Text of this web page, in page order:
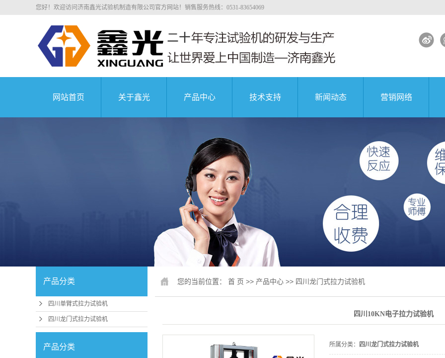
您好！欢迎访问济南鑫光试验机制造有限公司官方网站！销售服务热线：0531-83654069
网站首页 关于鑫光 产品中心
四川电子万能试验机
四川液压万能试验机
四川沥青混凝土试验机
四川压剪试验机
四川弹簧试验机
四川锚固、钢绞线试验机
四川人造板试验机
四川冲击试验机
四川疲劳试验机
四川试验机配件及升级改造
四川行业标准
技术支持 新闻动态
解决方案
营销网络
中国航天科技集团 中国航天科技集团 中国航天科技集团
产品分类
四川单臂式拉力试验机
四川龙门式拉力试验机
产品分类
您的当前位置： 首 页 >> 产品中心 >> 四川龙门式拉力试验机
四川10KN电子拉力试验机
所属分类： 四川龙门式拉力试验机